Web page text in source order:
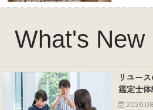
What's New
リユー
鑑定士